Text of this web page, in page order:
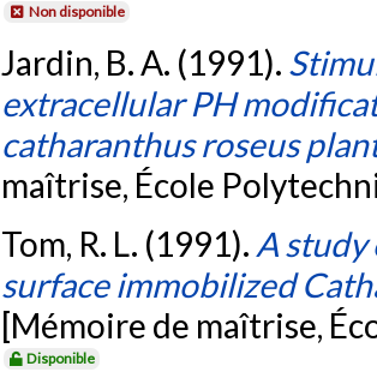
Non disponible
Jardin, B. A. (1991).
extracellular PH
catharanthus roseus
maîtrise, École
Tom, R. L. (1991). A
surface immobilized
[Mémoire de maîtrise,
Disponible